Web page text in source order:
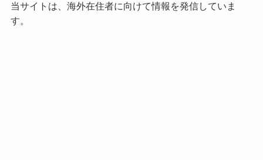
当サイトは、海外在住者に向けて情報を発信していま
す。